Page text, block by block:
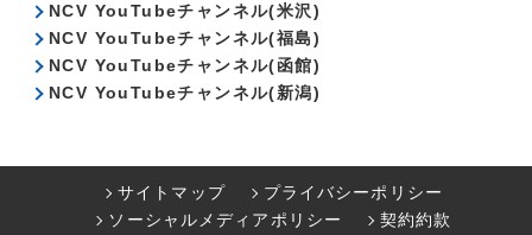
NCV YouTubeチャンネル(米沢)
NCV YouTubeチャンネル(福島)
NCV YouTubeチャンネル(函館)
NCV YouTubeチャンネル(新潟)
サイトマップ
プライバシーポリシー
ソーシャルメディアポリシー
契約約款